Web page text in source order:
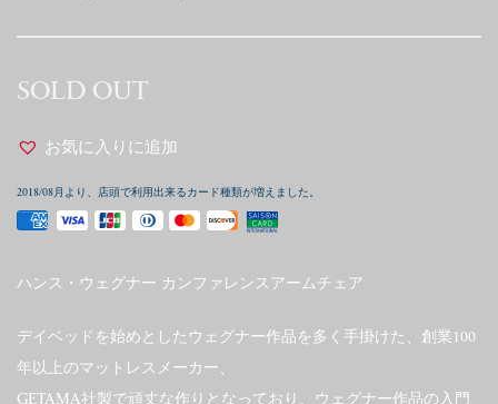
SOLD OUT
お気に入りに追加
2018/08月より、店頭で利用出来るカード種類が増えました。
ハンス・ウェグナー カンファレンスアームチェア
デイベッドを始めとしたウェグナー作品を多く手掛けた、創業100
年以上のマットレスメーカー、
GETAMA社製で頑丈な作りとなっており、ウェグナー作品の入門